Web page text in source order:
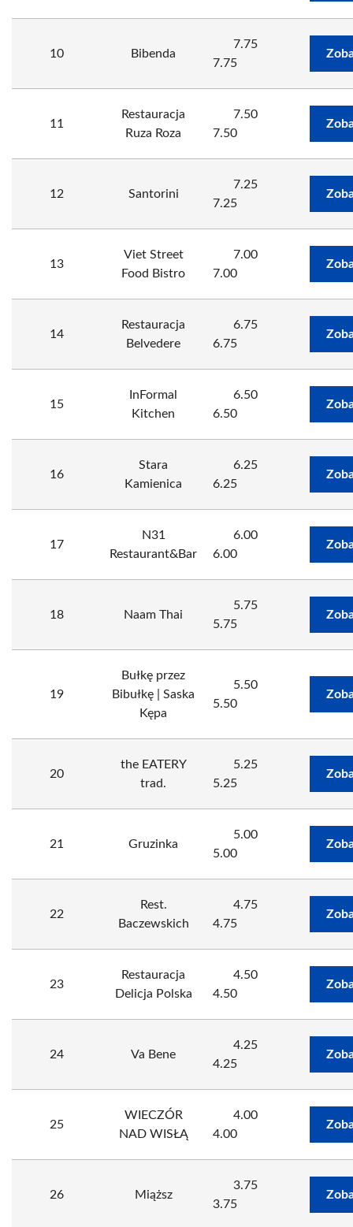
10 Bibenda
7.75
7.75
11
Restauracja
Ruza Roza
7.50
7.50
12 Santorini
7.25
7.25
13
Viet Street
Food Bistro
7.00
7.00
14
Restauracja
Belvedere
6.75
6.75
15
InFormal
Kitchen
6.50
6.50
16
Stara
Kamienica
6.25
6.25
17
N31
Restaurant&Bar
6.00
6.00
18 Naam Thai
5.75
5.75
19
Bułkę przez
Bibułkę | Saska
Kępa
5.50
5.50
20
the EATERY
trad.
5.25
5.25
21 Gruzinka
5.00
5.00
22
Rest.
Baczewskich
4.75
4.75
23
Restauracja
Delicja Polska
4.50
4.50
24 Va Bene
4.25
4.25
25
WIECZÓR
NAD WISŁĄ
4.00
4.00
26 Miąższ
3.75
3.75